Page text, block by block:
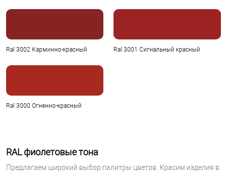
Ral 3002 Карминно-красный Ral 3001 Сигнальный красный
Ral 3000 Огненно-красный
RAL фиолетовые тона
Предлагаем широкий выбор палитры цветов. Красим изделия в